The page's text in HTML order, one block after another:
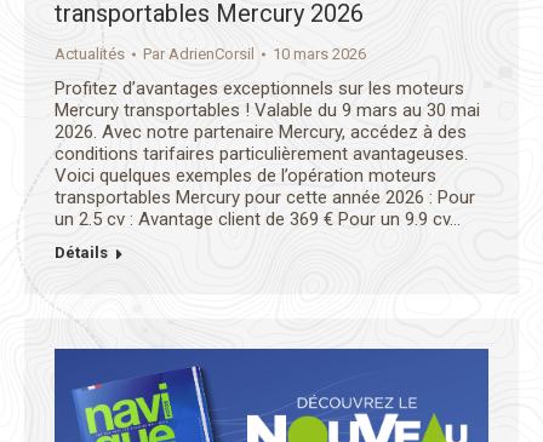
transportables Mercury 2026
Actualités Par AdrienCorsil 10 mars 2026
Profitez d’avantages exceptionnels sur les moteurs
Mercury transportables ! Valable du 9 mars au 30 mai
2026. Avec notre partenaire Mercury, accédez à des
conditions tarifaires particulièrement avantageuses.
Voici quelques exemples de l’opération moteurs
transportables Mercury pour cette année 2026 : Pour
un 2.5 cv : Avantage client de 369 € Pour un 9.9 cv…
Détails